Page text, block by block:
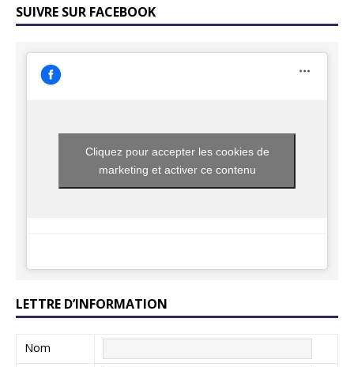
SUIVRE SUR FACEBOOK
Cliquez pour accepter les cookies de
marketing et activer ce contenu
LETTRE D’INFORMATION
Nom